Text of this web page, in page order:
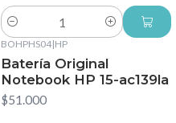
Cantidad
BOHPHS04|HP
Batería Original
Notebook HP 15-ac139la
$51.000